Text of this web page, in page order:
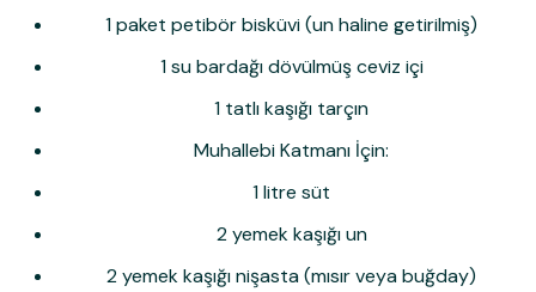
1 paket petibör bisküvi (un haline getirilmiş)
1 su bardağı dövülmüş ceviz içi
1 tatlı kaşığı tarçın
Muhallebi Katmanı İçin:
1 litre süt
2 yemek kaşığı un
2 yemek kaşığı nişasta (mısır veya buğday)